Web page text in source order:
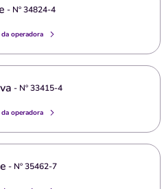
- Nº34824-4
operadora
- Nº33415-4
operadora
- Nº35462-7